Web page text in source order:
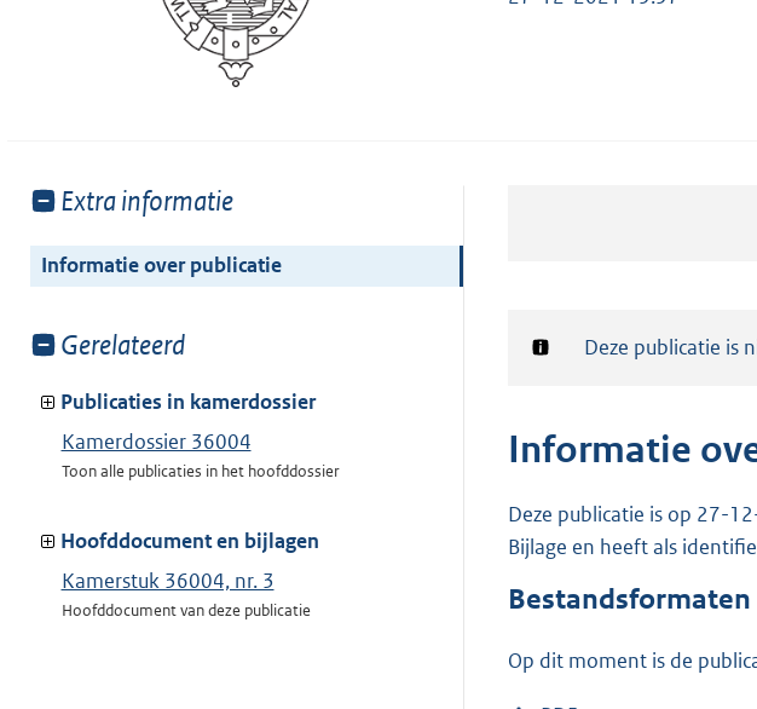
Toon
van:
Extra informatie
Informatie over publicatie
Toon
van:
Gerelateerd
Publicaties in kamerdossier
Kamerdossier 36004
Toon alle publicaties in het hoofddossier
Hoofddocument en bijlagen
Kamerstuk 36004, nr. 3
Hoofddocument van deze publicatie
Notificatie:
Deze publicatie is
Informatie
Deze publicatie is op 27-
Bijlage en heeft als
Bestandsformaten
Op dit moment is de